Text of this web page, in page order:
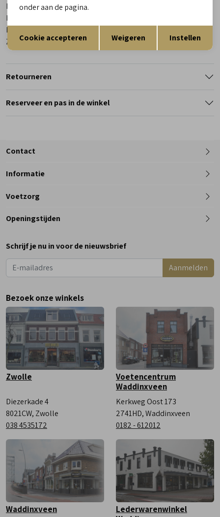
Kleur
Materiaal buitenkant
Materiaal binnenkant
Zool
Rubber
Retourneren
Reserveer en pas in de winkel
Contact
Telefoon
Informatie
Voetzorg
Openingstijden
Dinsdag
Woensdag
9:00 - 18:00
Vrijdag
Zaterdag
9:00 - 17:00
Schrijf je nu in voor de nieuwsbrief
Aanmelden
Bezoek onze winkels
Zwolle
Diezerkade 4
8021CW, Zwolle
038 4535172
Voetencentrum
Waddinxveen
Kerkweg Oost 173
2741HD, Waddinxveen
0182 - 612012
Waddinxveen
Lederwarenwinkel
Terug Opslaan
onder aan de pagina.
Cookie accepteren Weigeren Instellen